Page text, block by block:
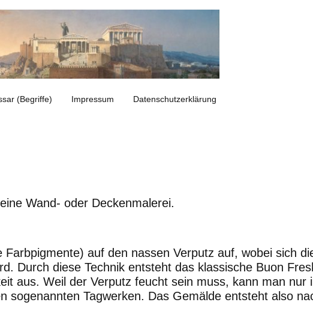
(Begriffe) Impressum Datenschutzerklärung
Wand- oder Deckenmalerei.
auf den nassen Verputz auf, wobei sich
Durch diese Technik entsteht das klassische Buon
aus. Weil der Verputz feucht sein muss, kann man nur
sogenannten Tagwerken. Das Gemälde entsteht also